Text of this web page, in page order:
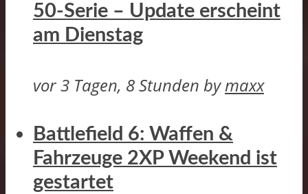
50-Serie – Update erscheint
am Dienstag
vor 3 Tagen, 8 Stunden bymaxx
Battlefield 6: Waffen &
Fahrzeuge 2XP Weekend ist
gestartet